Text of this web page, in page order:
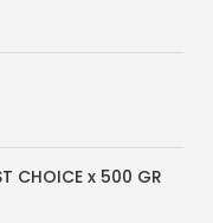
CHOICE x 500 GR